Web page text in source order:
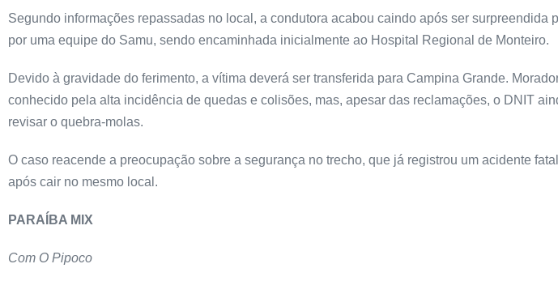
Segundo informações repassadas no local, a condutora acabou caindo após ser
por uma equipe do Samu, sendo encaminhada inicialmente ao Hospital Regional de Monteiro.
Devido à gravidade do ferimento, a vítima deverá ser transferida para Campina Grande.
conhecido pela alta incidência de quedas e colisões, mas, apesar das reclamações, o DNIT
revisar o quebra-molas.
O caso reacende a preocupação sobre a segurança no trecho, que já registrou um acidente
após cair no mesmo local.
PARAÍBA MIX
Com O Pipoco